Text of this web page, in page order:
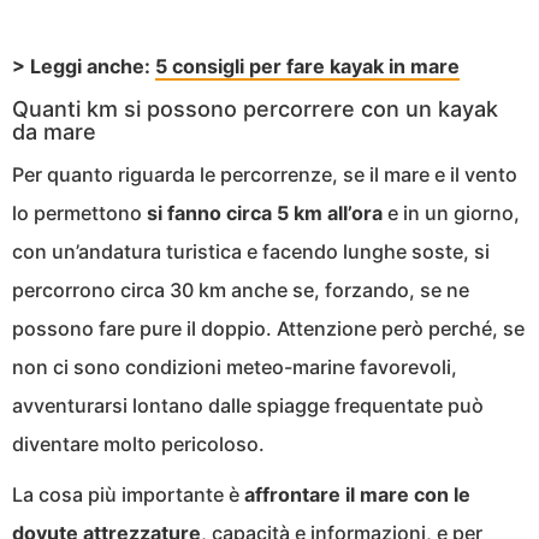
> Leggi anche: 5 consigli per fare kayak in mare
Quanti km si possono percorrere con un kayak
da mare
Per quanto riguarda le percorrenze, se il mare e il vento
lo permettono si fanno circa 5 km all’ora e in un giorno,
con un’andatura turistica e facendo lunghe soste, si
percorrono circa 30 km anche se, forzando, se ne
possono fare pure il doppio. Attenzione però perché, se
non ci sono condizioni meteo-marine favorevoli,
avventurarsi lontano dalle spiagge frequentate può
diventare molto pericoloso.
La cosa più importante è affrontare il mare con le
dovute attrezzature, capacità e informazioni, e per